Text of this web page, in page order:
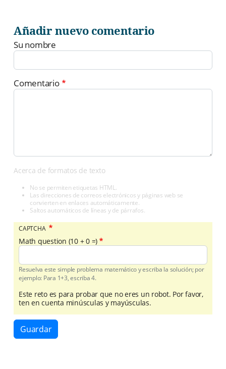
Añadir nuevo comentario
Su nombre
Comentario
Acerca de formatos de texto
No se permiten etiquetas HTML.
Las direcciones de correos electrónicos y páginas web se
convierten en enlaces automáticamente.
Saltos automáticos de líneas y de párrafos.
CAPTCHA
Math question (10 + 0 =)
Resuelva este simple problema matemático y escriba la solución; por
ejemplo: Para 1+3, escriba 4.
Este reto es para probar que no eres un robot. Por favor,
ten en cuenta minúsculas y mayúsculas.
Guardar